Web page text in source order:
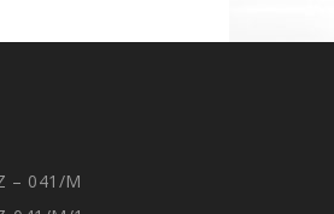
– 041/M